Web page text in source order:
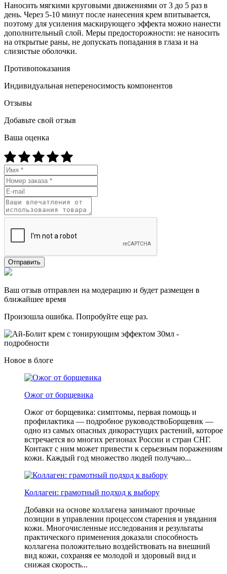
Наносить мягкими круговыми движениями от 3 до 5 раз в
день. Через 5-10 минут после нанесения крем впитывается,
поэтому для усиления маскирующего эффекта можно нанести
дополнительный слой. Меры предосторожности: не наносить
на открытые раны, не допускать попадания в глаза и на
слизистые оболочки.
Противопоказания
Индивидуальная непереносимость компонентов
Отзывы
Добавьте свой отзыв
Ваша оценка
Отправить
Ваш отзыв отправлен на модерацию и будет размещен в
ближайшее время
Произошла ошибка. Попробуйте еще раз.
Новое в блоге
Ожог от борщевика
Ожог от борщевика: симптомы, первая помощь и
профилактика — подробное руководствоБорщевик —
одно из самых опасных дикорастущих растений, которое
встречается во многих регионах России и стран СНГ.
Контакт с ним может привести к серьезным поражениям
кожи. Каждый год множество людей получаю...
Коллаген: грамотный подход к выбору
Добавки на основе коллагена занимают прочные
позиции в управлении процессом старения и увядания
кожи. Многочисленные исследования и результаты
практического применения доказали способность
коллагена положительно воздействовать на внешний
вид кожи, сохраняя ее молодой и здоровый вид и
снижая скорость...